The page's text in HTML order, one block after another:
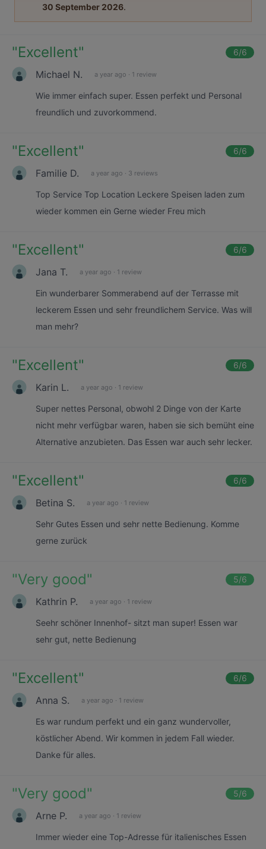
30 September 2026.
"Excellent" 6/6
Michael N. a year ago · 1 review
Wie immer einfach super. Essen perfekt und Personal
freundlich und zuvorkommend.
"Excellent" 6/6
Familie D. a year ago · 3 reviews
Top Service Top Location Leckere Speisen laden zum
wieder kommen ein Gerne wieder Freu mich
"Excellent" 6/6
Jana T. a year ago · 1 review
Ein wunderbarer Sommerabend auf der Terrasse mit
leckerem Essen und sehr freundlichem Service. Was will
man mehr?
"Excellent" 6/6
Karin L. a year ago · 1 review
Super nettes Personal, obwohl 2 Dinge von der Karte
nicht mehr verfügbar waren, haben sie sich bemüht eine
Alternative anzubieten. Das Essen war auch sehr lecker.
"Excellent" 6/6
Betina S. a year ago · 1 review
Sehr Gutes Essen und sehr nette Bedienung. Komme
gerne zurück
"Very good" 5/6
Kathrin P. a year ago · 1 review
Seehr schöner Innenhof- sitzt man super! Essen war
sehr gut, nette Bedienung
"Excellent" 6/6
Anna S. a year ago · 1 review
Es war rundum perfekt und ein ganz wundervoller,
köstlicher Abend. Wir kommen in jedem Fall wieder.
Danke für alles.
"Very good" 5/6
Arne P. a year ago · 1 review
Immer wieder eine Top-Adresse für italienisches Essen